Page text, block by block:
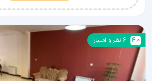
4.0
6 نظر و امتیاز